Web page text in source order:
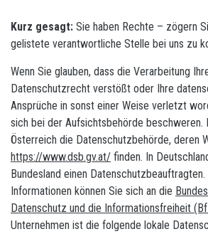
Kurz gesagt: Sie haben Rechte – zögern
gelistete verantwortliche Stelle bei uns zu
Wenn Sie glauben, dass die Verarbeitung
Datenschutzrecht verstößt oder Ihre
Ansprüche in sonst einer Weise verletzt
sich bei der Aufsichtsbehörde beschweren.
Österreich die Datenschutzbehörde, deren
https://www.dsb.gv.at/ finden. In
Bundesland einen Datenschutzbeauftragten.
Informationen können Sie sich an die
Datenschutz und die Informationsfreiheit
Unternehmen ist die folgende lokale